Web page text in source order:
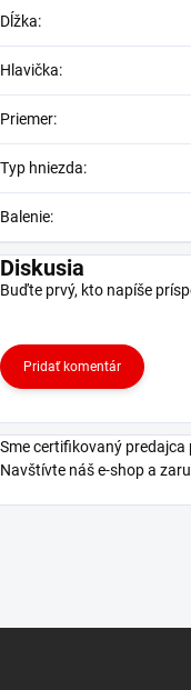
Dĺžka:
Hlavička:
Priemer:
Typ hniezda:
Balenie:
Diskusia
Buďte prvý, kto napíše
Pridať komentár
Sme certifikovaný
Navštívte náš e-shop a